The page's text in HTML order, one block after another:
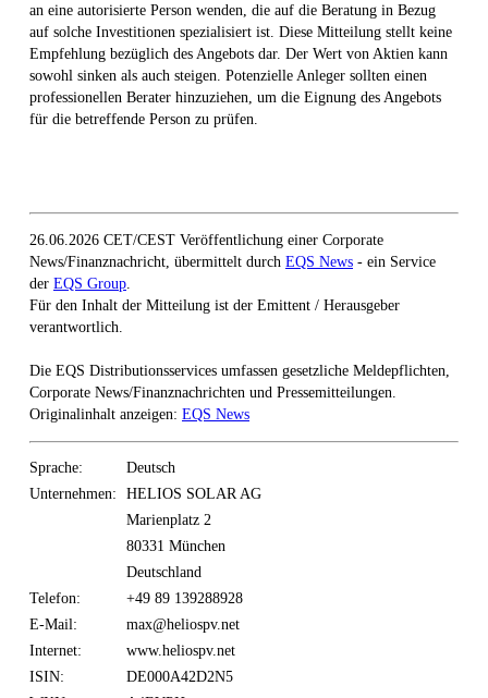
an eine autorisierte Person wenden, die auf die Beratung in Bezug
auf solche Investitionen spezialisiert ist. Diese Mitteilung stellt keine
Empfehlung bezüglich des Angebots dar. Der Wert von Aktien kann
sowohl sinken als auch steigen. Potenzielle Anleger sollten einen
professionellen Berater hinzuziehen, um die Eignung des Angebots
für die betreffende Person zu prüfen.
26.06.2026 CET/CEST Veröffentlichung einer Corporate
News/Finanznachricht, übermittelt durch EQS News - ein Service
der EQS Group
Für den Inhalt der Mitteilung ist der Emittent / Herausgeber
verantwortlich.
Die EQS Distributionsservices umfassen gesetzliche Meldepflichten,
Corporate News/Finanznachrichten und Pressemitteilungen.
Originalinhalt anzeigen: EQS News
Sprache:
Deutsch
Unternehmen:
HELIOS SOLAR AG
Marienplatz 2
80331 München
Deutschland
Telefon:
+49 89 139288928
E-Mail:
max@heliospv.net
Internet:
www.heliospv.net
ISIN:
DE000A42D2N5